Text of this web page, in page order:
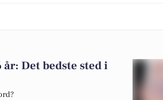
Det bedste sted i